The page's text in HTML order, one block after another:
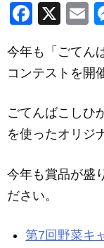
F
c
e
b
o
k
X
E
今年も「ごてん
コンテストを開
ごてんばこしひ
を使ったオリジ
今年も賞品が盛
ださい。
第7回野菜キ